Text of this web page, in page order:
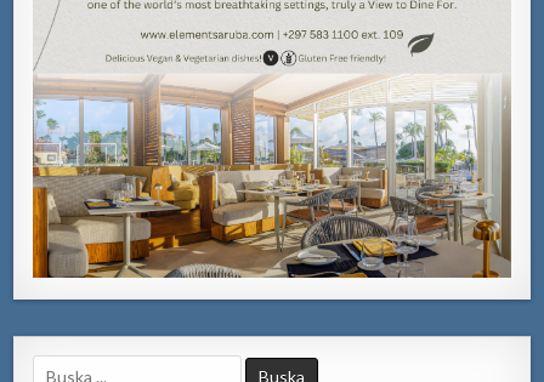
Search